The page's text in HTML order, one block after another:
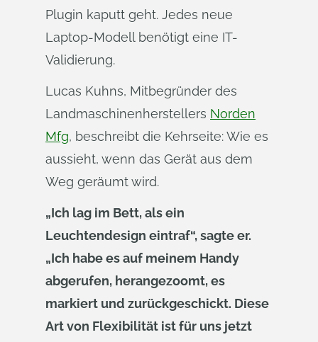
Plugin kaputt geht. Jedes neue
Laptop-Modell benötigt eine IT-
Validierung.
Lucas Kuhns, Mitbegründer des
Landmaschinenherstellers Norden
Mfg, beschreibt die Kehrseite: Wie es
aussieht, wenn das Gerät aus dem
Weg geräumt wird.
„Ich lag im Bett, als ein
Leuchtendesign eintraf“, sagte er.
„Ich habe es auf meinem Handy
abgerufen, herangezoomt, es
markiert und zurückgeschickt. Diese
Art von Flexibilität ist für uns jetzt